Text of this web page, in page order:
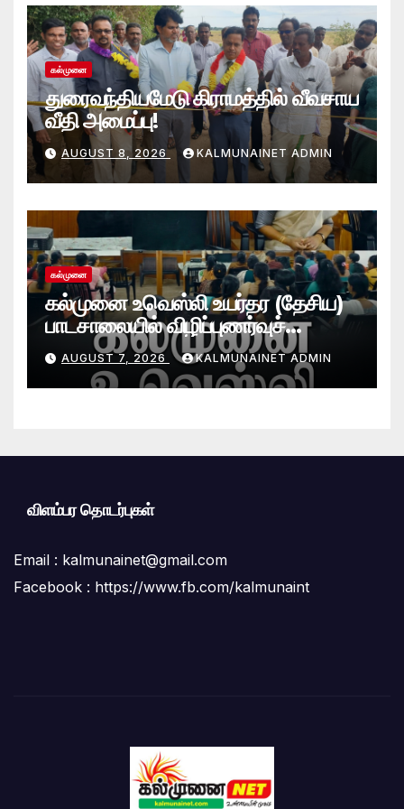
கல்முனை
துரைவந்தியமேடு கிராமத்தில் வீவசாய
வீதி அமைப்பு!
AUGUST 8, 2026 KALMUNAINET ADMIN
கல்முனை
கல்முனை உவெஸ்லி உயர்தர (தேசிய)
பாடசாலையில் விழிப்புணர்வுச்
செயலமர்வு
AUGUST 7, 2026 KALMUNAINET ADMIN
விளம்பர தொடர்புகள்
Email : kalmunainet@gmail.com
Facebook : https://www.fb.com/kalmunaint